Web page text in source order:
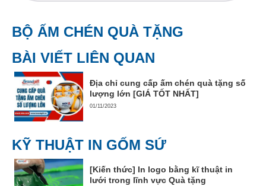
BỘ ẤM CHÉN QUÀ TẶNG
BÀI VIẾT LIÊN QUAN
Địa chỉ cung cấp ấm chén quà tặng số
lượng lớn [GIÁ TỐT NHẤT]
01/11/2023
KỸ THUẬT IN GỐM SỨ
[Kiến thức] In logo bằng kĩ thuật in
lưới trong lĩnh vực Quà tặng